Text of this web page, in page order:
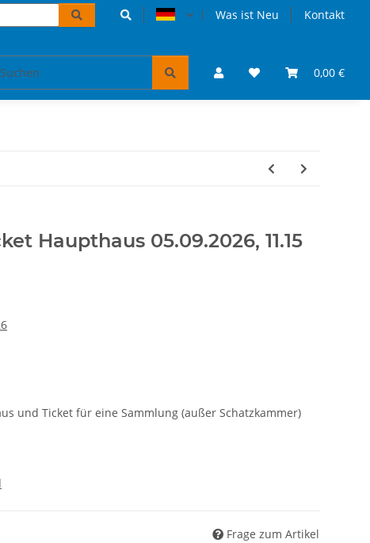
Was ist Neu Kontakt
0,00 €
Accessoires und Geschenke VW Bulli Puzzles & Bücher
Haupthaus 05.09.2026, 11.15
und Ticket für eine Sammlung (außer Schatzkammer)
Frage zum Artikel